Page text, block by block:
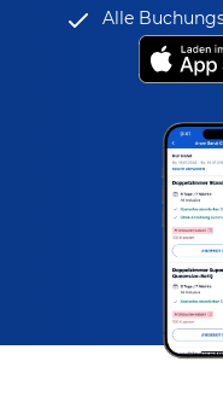
Alle